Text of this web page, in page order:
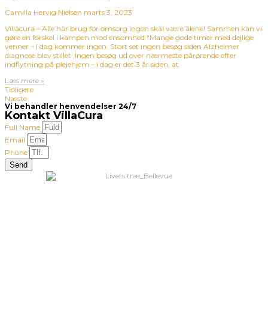
Camilla Hervig Nielsen marts 3, 2023
Villacura – Alle har brug for omsorg Ingen skal være alene! Sammen kan vi
gøre en forskel i kampen mod ensomhed “Mange gode timer med dejlige
venner – I dag kommer ingen. Stort set ingen besøg siden Alzheimer
diagnose blev stillet. Ingen besøg ud over nærmeste pårørende efter
indflytning på plejehjem – i dag er det 3 år siden, at
Læs mere »
Tidligere
Næste
Vi behandler henvendelser 24/7
Kontakt VillaCura
Full Name
Email
Phone
Send